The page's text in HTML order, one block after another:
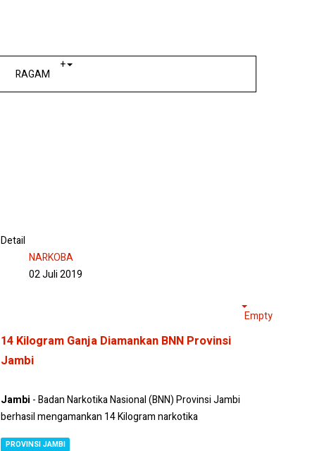
RAGAM
+
Detail
NARKOBA
02 Juli 2019
Empty
14 Kilogram Ganja Diamankan BNN Provinsi
Jambi
Jambi - Badan Narkotika Nasional (BNN) Provinsi Jambi
berhasil mengamankan 14 Kilogram narkotika
PROVINSI JAMBI